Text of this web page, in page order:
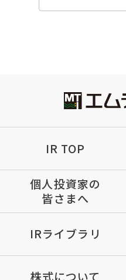
IR TOP
個人投資家の
皆さまへ
IRライブラリ
株式について